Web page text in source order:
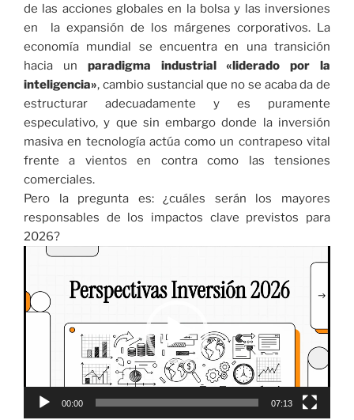
de las acciones globales en la bolsa y las inversiones
en la expansión de los márgenes corporativos. La
economía mundial se encuentra en una transición
hacia un paradigma industrial «liderado por la
inteligencia», cambio sustancial que no se acaba da de
estructurar adecuadamente y es puramente
especulativo, y que sin embargo donde la inversión
masiva en tecnología actúa como un contrapeso vital
frente a vientos en contra como las tensiones
comerciales.
Pero la pregunta es: ¿cuáles serán los mayores
responsables de los impactos clave previstos para
2026?
Reproductor
vídeo
00:00 07:13